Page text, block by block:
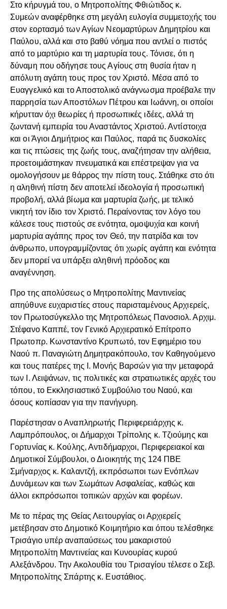
Στο κήρυγμά του, ο Μητροπολίτης Φθιώτιδος κ.
Συμεών αναφέρθηκε στη μεγάλη ευλογία συμμετοχής του
στον εορτασμό των Αγίων Νεομαρτύρων Δημητρίου και
Παύλου, αλλά και στο βαθύ νόημα που αντλεί ο πιστός
από το μαρτύριο και τη μαρτυρία τους. Τόνισε, ότι η
δύναμη που οδήγησε τους Αγίους στη θυσία ήταν η
απόλυτη αγάπη τους προς τον Χριστό. Μέσα από το
Ευαγγελικό και το Αποστολικό ανάγνωσμα προέβαλε την
παρρησία των Αποστόλων Πέτρου και Ιωάννη, οι οποίοι
κήρυτταν όχι θεωρίες ή προσωπικές ιδέες, αλλά τη
ζωντανή εμπειρία του Αναστάντος Χριστού. Αντίστοιχα
και οι Άγιοι Δημήτριος και Παύλος, παρά τις δυσκολίες
και τις πτώσεις της ζωής τους, αναζήτησαν την αλήθεια,
προετοιμάστηκαν πνευματικά και επέστρεψαν για να
ομολογήσουν με θάρρος την πίστη τους. Στάθηκε στο ότι
η αληθινή πίστη δεν αποτελεί ιδεολογία ή προσωπική
προβολή, αλλά βίωμα και μαρτυρία ζωής, με τελικό
νικητή τον ίδιο τον Χριστό. Περαίνοντας τον λόγο του
κάλεσε τους πιστούς σε ενότητα, ομοψυχία και κοινή
μαρτυρία αγάπης προς τον Θεό, την πατρίδα και τον
άνθρωπο, υπογραμμίζοντας ότι χωρίς αγάπη και ενότητα
δεν μπορεί να υπάρξει αληθινή πρόοδος και
αναγέννηση.
Προ της απολύσεως ο Μητροπολίτης Μαντινείας
απηύθυνε ευχαριστίες στους παρισταμένους Αρχιερείς,
τον Πρωτοσύγκελλο της Μητροπόλεως Πανοσιολ. Αρχιμ.
Στέφανο Καππέ, τον Γενικό Αρχιερατικό Επίτροπο
Πρωτοπρ. Κωνσταντίνο Κρυπωτό, τον Εφημέριο του
Ναού π. Παναγιώτη Δημητρακόπουλο, τον Καθηγούμενο
και τους πατέρες της Ι. Μονής Βαρσών για την μεταφορά
των Ι. Λειψάνων, τις πολιτικές και στρατιωτικές αρχές του
τόπου, το Εκκλησιαστικό Συμβούλιο του Ναού, και
όσους κοπίασαν για την πανήγυρη.
Παρέστησαν ο Αναπληρωτής Περιφερειάρχης κ.
Λαμπρόπουλος, οι Δήμαρχοι Τρίπολης κ. Τζιούμης και
Γορτυνίας κ. Κούλης, Αντιδήμαρχοι, Περιφερειακοί και
Δημοτικοί Σύμβουλοι, ο Διοικητής της 124 ΠΒΕ
Σμήναρχος κ. Καλαντζή, εκπρόσωποι των Ενόπλων
Δυνάμεων και των Σωμάτων Ασφαλείας, καθώς και
άλλοι εκπρόσωποι τοπικών αρχών και φορέων.
Με το πέρας της Θείας Λειτουργίας οι Αρχιερείς
μετέβησαν στο Δημοτικό Κοιμητήριο και όπου τελέσθηκε
Τρισάγιο υπέρ αναπαύσεως του μακαριστού
Μητροπολίτη Μαντινείας και Κυνουρίας κυρού
Αλεξάνδρου. Την Ακολουθία του Τρισαγίου τέλεσε ο Σεβ.
Μητροπολίτης Σπάρτης κ. Ευστάθιος.